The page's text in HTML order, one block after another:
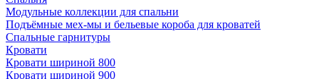
Модульные коллекции для спальни
Подъёмные мех-мы и бельевые короба для кроватей
Спальные гарнитуры
Кровати
Кровати шириной 800
Кровати шириной 900